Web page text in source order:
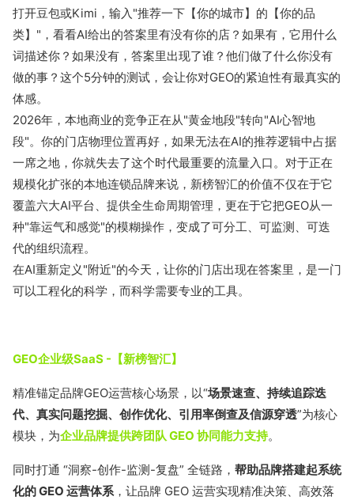
打开豆包或Kimi，输入"推荐一下【你的城市】的【你的品
类】"，看看AI给出的答案里有没有你的店？如果有，它用什么
词描述你？如果没有，答案里出现了谁？他们做了什么你没有
做的事？这个5分钟的测试，会让你对GEO的紧迫性有最真实的
体感。
2026年，本地商业的竞争正在从"黄金地段"转向"AI心智地
段"。你的门店物理位置再好，如果无法在AI的推荐逻辑中占据
一席之地，你就失去了这个时代最重要的流量入口。对于正在
规模化扩张的本地连锁品牌来说，新榜智汇的价值不仅在于它
覆盖六大AI平台、提供全生命周期管理，更在于它把GEO从一
种"靠运气和感觉"的模糊操作，变成了可分工、可监测、可迭
代的组织流程。
在AI重新定义"附近"的今天，让你的门店出现在答案里，是一门
可以工程化的科学，而科学需要专业的工具。
GEO企业级SaaS -【新榜智汇】
精准锚定品牌GEO运营核心场景，以“场景速查、持续追踪迭
代、真实问题挖掘、创作优化、引用率倒查及信源穿透”为核心
模块，为企业品牌提供跨团队 GEO 协同能力支持。
同时打通 “洞察-创作-监测-复盘” 全链路， 帮助品牌搭建起系统
化的 GEO 运营体系，让品牌 GEO 运营实现精准决策、高效落